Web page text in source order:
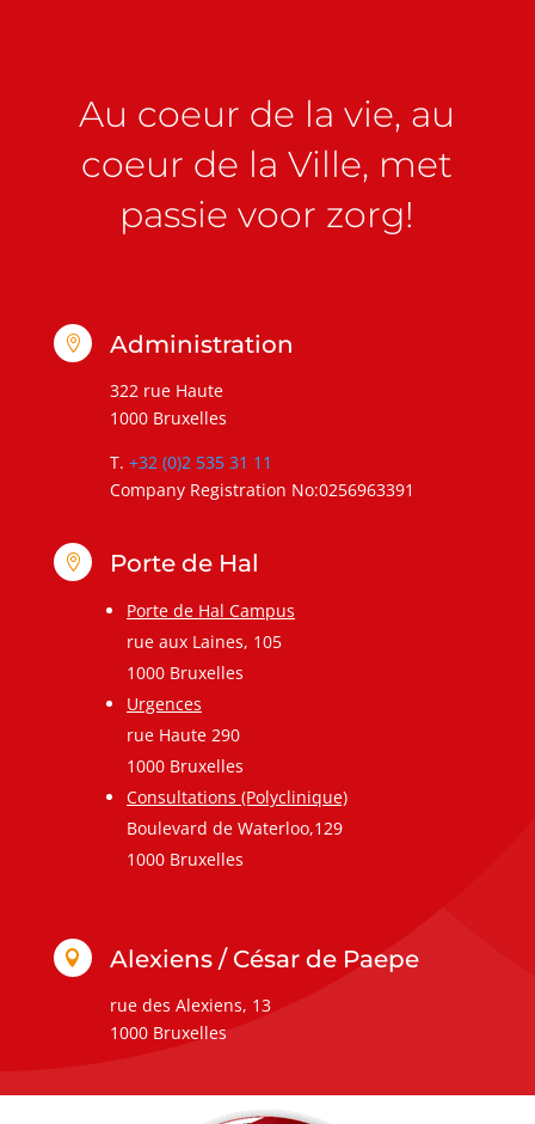
Au coeur de la vie, au
coeur de la Ville, met
passie voor zorg!
 Administration
322 rue Haute
1000 Bruxelles
T. +32 (0)2 535 31 11
Company Registration No:0256963391
 Porte de Hal
Porte de Hal Campus
rue aux Laines, 105
1000 Bruxelles
Urgences
rue Haute 290
1000 Bruxelles
Consultations (Polyclinique)
Boulevard de Waterloo,129
1000 Bruxelles
 Alexiens / César de Paepe
rue des Alexiens, 13
1000 Bruxelles